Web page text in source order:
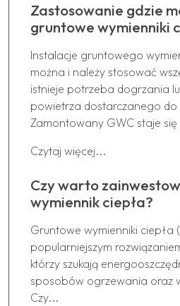
Zastosowanie gdzie
gruntowe wymienniki
Instalacje gruntowego
można i należy stosować
istnieje potrzeba dogrzania
powietrza dostarczanego
Zamontowany GWC staje się
Czytaj więcej...
Czy warto
wymiennik ciepła?
Gruntowe wymienniki ciepła
popularniejszym
którzy szukają
sposobów ogrzewania oraz
Czy...